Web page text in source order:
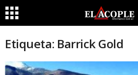
Etiqueta: Barrick Gold